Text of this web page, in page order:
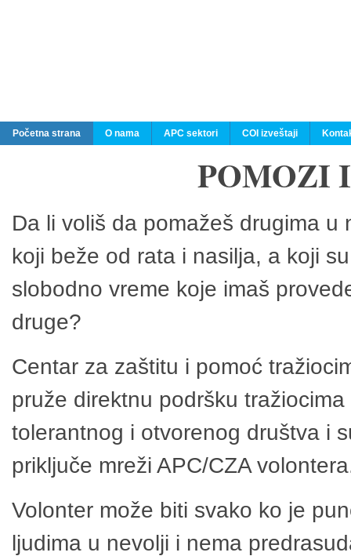
Početna strana O nama APC sektori COI izveštaji
POMOZI
Da li voliš da pomažeš drugima
koji beže od rata i nasilja, a koji
slobodno vreme koje imaš
druge?
Centar za zaštitu i pomoć
pruže direktnu podršku
tolerantnog i otvorenog društva i
priključe mreži APC/CZA
Volonter može biti svako ko je
ljudima u nevolji i nema